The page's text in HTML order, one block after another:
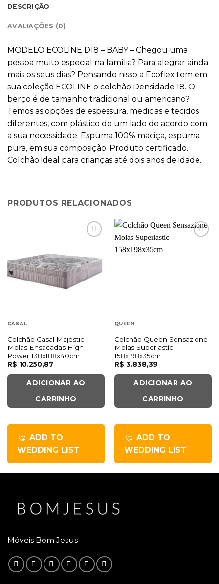
DESCRIÇÃO
AVALIAÇÕES (0)
MODELO ECOLINE D18 – BABY – Chegou uma
pessoa muito especial na família? Para alegrar ainda
mais os seus dias? Pensando nisso a Ecoflex tem em
sua coleção ECOLINE o colchão Densidade 18. O
berço é de tamanho tradicional ou americano?
Temos as opções de espessura, medidas e tecidos
diferentes, com plástico de um lado de acordo com
a sua necessidade. Espuma 100% maciça, espuma
pura, em sua composição. Produto certificado.
Colchão ideal para crianças até dois anos de idade.
PRODUTOS RELACIONADOS
CASAL
Colchão Casal Majestic
Molas Ensacadas High
Power 138x188x40cm
R$ 10.250,87
ADICIONAR AO
CARRINHO
ADD TO
WEDDING LIST
QUEEN
Colchão Queen Sensazione
Molas Superlastic
158x198x35cm
R$ 3.838,39
ADICIONAR AO
CARRINHO
ADD TO
WEDDING LIST
Móveis Bom Jesus